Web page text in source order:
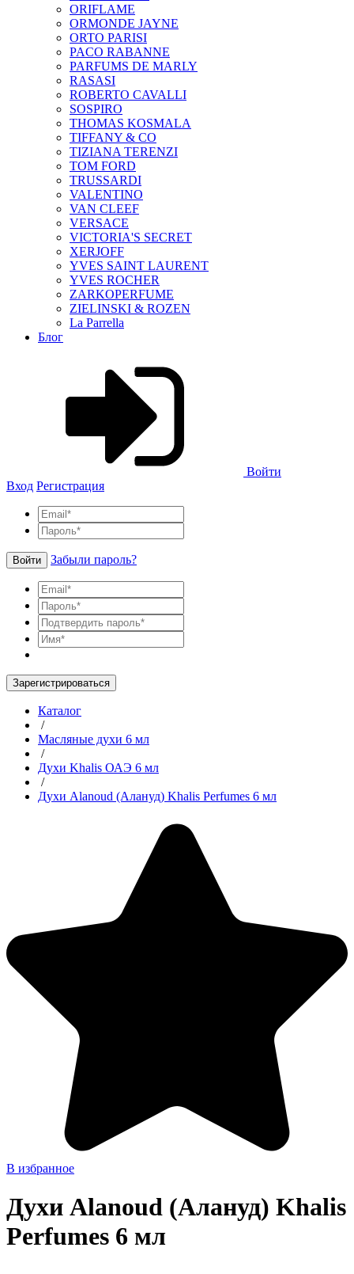
ORIFLAME
ORMONDE JAYNE
ORTO PARISI
PACO RABANNE
PARFUMS DE MARLY
RASASI
ROBERTO CAVALLI
SOSPIRO
THOMAS KOSMALA
TIFFANY & CO
TIZIANA TERENZI
TOM FORD
TRUSSARDI
VALENTINO
VAN CLEEF
VERSACE
VICTORIA'S SECRET
XERJOFF
YVES SAINT LAURENT
YVES ROCHER
ZARKOPERFUME
ZIELINSKI & ROZEN
La Parrella
Блог
Войти
Вход Регистрация
Войти Забыли пароль?
Зарегистрироваться
Каталог
/
Масляные духи 6 мл
/
Духи Khalis ОАЭ 6 мл
/
Духи Alanoud (Алануд) Khalis Perfumes 6 мл
В избранное
Духи Alanoud (Алануд) Khalis
Perfumes 6 мл